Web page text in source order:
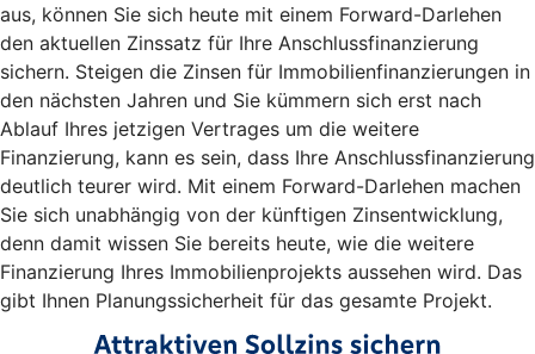
aus, können Sie sich heute mit einem Forward-Darlehen
den aktuellen Zinssatz für Ihre Anschlussfinanzierung
sichern. Steigen die Zinsen für Immobilienfinanzierungen in
den nächsten Jahren und Sie kümmern sich erst nach
Ablauf Ihres jetzigen Vertrages um die weitere
Finanzierung, kann es sein, dass Ihre Anschlussfinanzierung
deutlich teurer wird. Mit einem Forward-Darlehen machen
Sie sich unabhängig von der künftigen Zinsentwicklung,
denn damit wissen Sie bereits heute, wie die weitere
Finanzierung Ihres Immobilienprojekts aussehen wird. Das
gibt Ihnen Planungssicherheit für das gesamte Projekt.